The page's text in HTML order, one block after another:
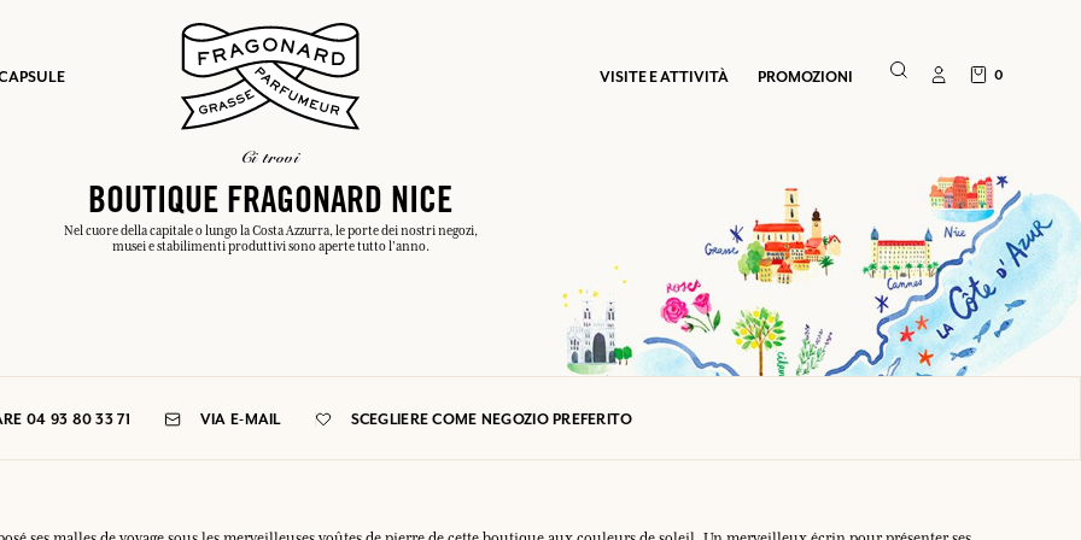
COLLEGARSI
COLLEGARSI
punti e ricevere regali.
COLLEGARSI
VISITE E ATTIVITÀ PROMOZIONI 0
ci trovi
BOUTIQUE FRAGONARD NICE
Nel cuore della capitale o lungo la Costa Azzurra, le porte dei nostri negozi,
musei e stabilimenti produttivi sono aperte tutto l'anno.
04 93 80 33 71 VIA E-MAIL SCEGLIERE COME NEGOZIO PREFERITO